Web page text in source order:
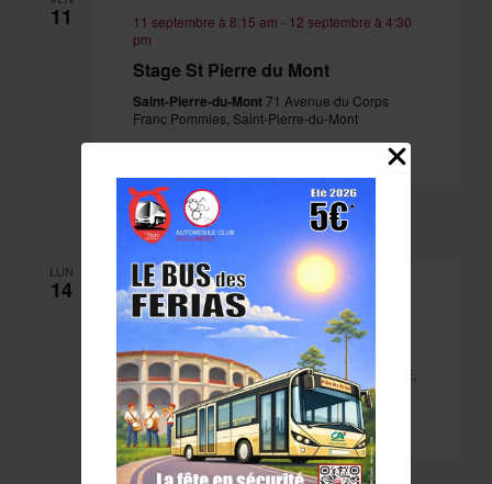
11 11 septembre à 8:15 am - 12 septembre à 4:30
pm
Stage St Pierre du Mont
Saint-Pierre-du-Mont71 Avenue du Corps
Franc Pommies, Saint-Pierre-du-Mont
Obtenir Billets 225.00€ 10 billets restants
LUN
14 14 septembre à 8:15 am -15 septembre à 4:30
pm
Stage Biscarrosse PEP40
PEP40 - SALLE 11414 AVENUE LATECOERE,
BISCARROSSE, France
Obtenir Billets 225.00€ 10 billets restants